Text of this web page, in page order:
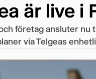
är live i
företag ansluter nu
via Telgeas